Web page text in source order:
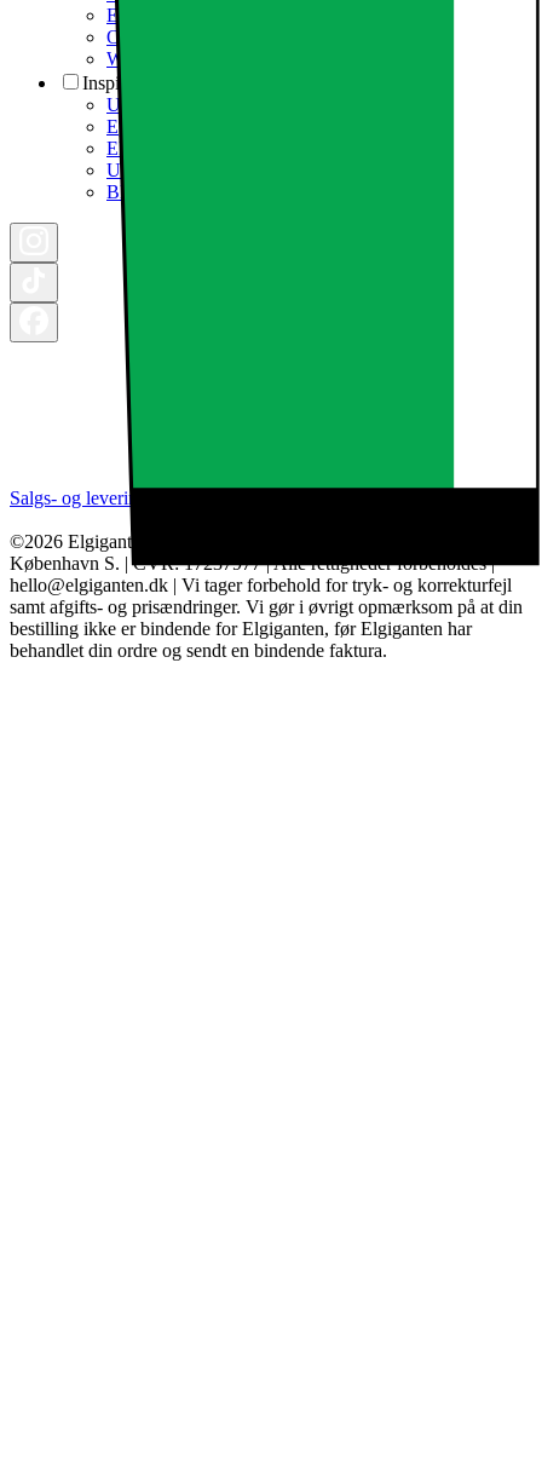
Elgigantens Kundeklub
Om Elgiganten Erhverv
Whistleblowing i organisationen
Inspiration
Ugens tilbud - og andre gode priser
Epoq køkken & bryggers
Elgigantens Magasin
Udsalg
Black Friday 2026
Salgs- og leveringsbetingelser
©2026 Elgiganten A/S | Arne Jacobsens Allé 16, 2. - 2300
København S. | CVR: 17237977 | Alle rettigheder forbeholdes |
hello@elgiganten.dk | Vi tager forbehold for tryk- og korrekturfejl
samt afgifts- og prisændringer. Vi gør i øvrigt opmærksom på at din
bestilling ikke er bindende for Elgiganten, før Elgiganten har
behandlet din ordre og sendt en bindende faktura.